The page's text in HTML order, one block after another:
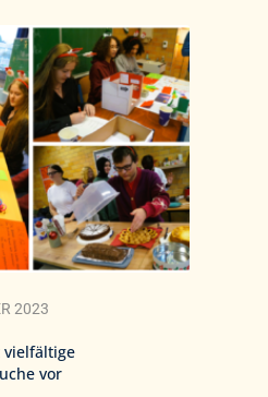
2023
vielfältige
vor